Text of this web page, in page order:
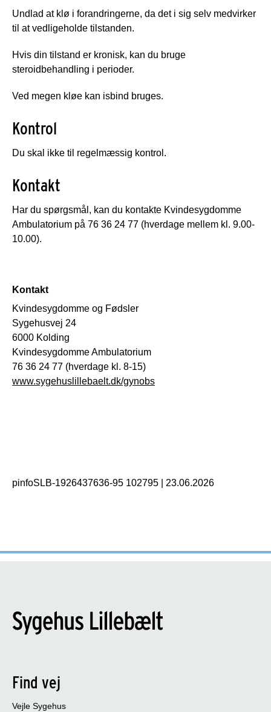
Undlad at klø i forandringerne, da det i sig selv medvirker
til at vedligeholde tilstanden.
Hvis din tilstand er kronisk, kan du bruge
steroidbehandling i perioder.
Ved megen kløe kan isbind bruges.
Kontrol
Du skal ikke til regelmæssig kontrol.
Kontakt
Har du spørgsmål, kan du kontakte Kvindesygdomme
Ambulatorium på 76 36 24 77 (hverdage mellem kl. 9.00-
10.00).
Kontakt
Kvindesygdomme og Fødsler
Sygehusvej 24
6000 Kolding
Kvindesygdomme Ambulatorium
76 36 24 77 (hverdage kl. 8-15)
www.sygehuslillebaelt.dk/gynobs
pinfoSLB-1926437636-95 102795 23.06.2026
Find vej
Vejle Sygehus